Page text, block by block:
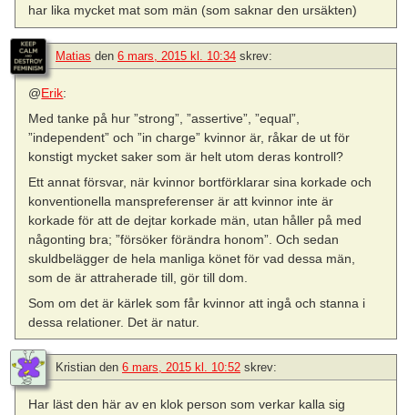
har lika mycket mat som män (som saknar den ursäkten)
Matias den 6 mars, 2015 kl. 10:34 skrev:
@Erik:
Med tanke på hur ”strong”, ”assertive”, ”equal”,
”independent” och ”in charge” kvinnor är, råkar de ut för
konstigt mycket saker som är helt utom deras kontroll?
Ett annat försvar, när kvinnor bortförklarar sina korkade och
konventionella manspreferenser är att kvinnor inte är
korkade för att de dejtar korkade män, utan håller på med
någonting bra; ”försöker förändra honom”. Och sedan
skuldbelägger de hela manliga könet för vad dessa män,
som de är attraherade till, gör till dom.
Som om det är kärlek som får kvinnor att ingå och stanna i
dessa relationer. Det är natur.
Kristian den 6 mars, 2015 kl. 10:52 skrev:
Har läst den här av en klok person som verkar kalla sig